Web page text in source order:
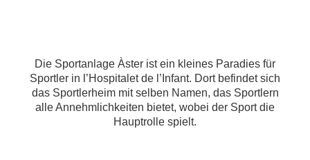
Die Sportanlage Àster ist ein kleines Paradies für
Sportler in l’Hospitalet de l’Infant. Dort befindet sich
das Sportlerheim mit selben Namen, das Sportlern
alle Annehmlichkeiten bietet, wobei der Sport die
Hauptrolle spielt.